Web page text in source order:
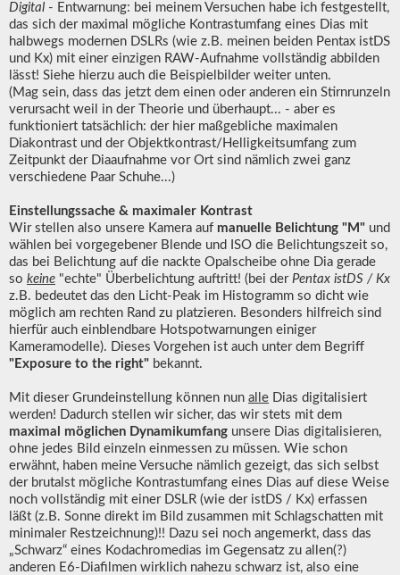
Digital - Entwarnung: bei meinem Versuchen habe ich festgestellt,
das sich der maximal mögliche Kontrastumfang eines Dias mit
halbwegs modernen DSLRs (wie z.B. meinen beiden Pentax istDS
und Kx) mit einer einzigen RAW-Aufnahme vollständig abbilden
lässt! Siehe hierzu auch die Beispielbilder weiter unten.
(Mag sein, dass das jetzt dem einen oder anderen ein Stirnrunzeln
verursacht weil in der Theorie und überhaupt... - aber es
funktioniert tatsächlich: der hier maßgebliche maximalen
Diakontrast und der Objektkontrast/Helligkeitsumfang zum
Zeitpunkt der Diaaufnahme vor Ort sind nämlich zwei ganz
verschiedene Paar Schuhe...)
Einstellungssache & maximaler Kontrast
Wir stellen also unsere Kamera auf manuelle Belichtung "M" und
wählen bei vorgegebener Blende und ISO die Belichtungszeit so,
das bei Belichtung auf die nackte Opalscheibe ohne Dia gerade
so keine "echte" Überbelichtung auftritt! (bei der Pentax istDS / Kx
z.B. bedeutet das den Licht-Peak im Histogramm so dicht wie
möglich am rechten Rand zu platzieren. Besonders hilfreich sind
hierfür auch einblendbare Hotspotwarnungen einiger
Kameramodelle). Dieses Vorgehen ist auch unter dem Begriff
"Exposure to the right" bekannt.
Mit dieser Grundeinstellung können nun alle Dias digitalisiert
werden! Dadurch stellen wir sicher, das wir stets mit dem
maximal möglichen Dynamikumfang unsere Dias digitalisieren,
ohne jedes Bild einzeln einmessen zu müssen. Wie schon
erwähnt, haben meine Versuche nämlich gezeigt, das sich selbst
der brutalst mögliche Kontrastumfang eines Dias auf diese Weise
noch vollständig mit einer DSLR (wie der istDS / Kx) erfassen
läßt (z.B. Sonne direkt im Bild zusammen mit Schlagschatten mit
minimaler Restzeichnung)!! Dazu sei noch angemerkt, dass das
„Schwarz“ eines Kodachromedias im Gegensatz zu allen(?)
anderen E6-Diafilmen wirklich nahezu schwarz ist, also eine